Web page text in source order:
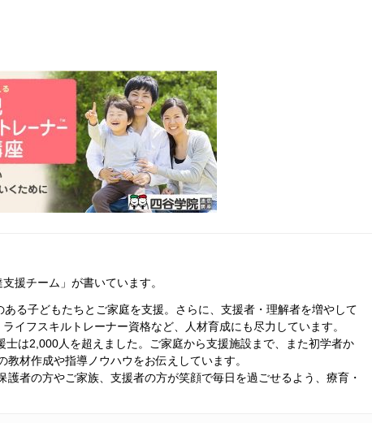
援チーム」 が書いています。
る子どもたちとご家庭を支援。さらに、支援者・理解者を増やして
イフスキルトレーナー資格など、人材育成にも尽力しています。
は2,000人を超えました。ご家庭から支援施設まで、また初学者か
材作成や指導ノウハウをお伝えしています。
者の方やご家族、支援者の方が笑顔で毎日を過ごせるよう、療育・